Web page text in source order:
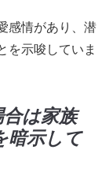
感情があり、潜
を示唆していま
は家族
暗示して